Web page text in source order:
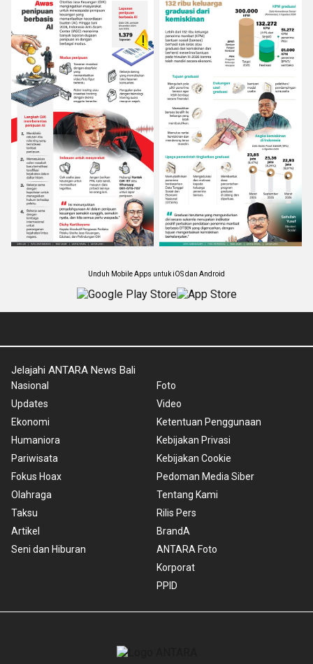
Unduh Mobile Apps untuk iOS dan Android
Jelajahi ANTARA News Bali
Nasional
Updates
Ekonomi
Humaniora
Pariwisata
Fokus Hoax
Olahraga
Taksu
Artikel
Seni dan Hiburan
Foto
Video
Ketentuan Penggunaan
Kebijakan Privasi
Kebijakan Cookie
Pedoman Media Siber
Tentang Kami
Rilis Pers
BrandA
ANTARA Foto
Korporat
PPID